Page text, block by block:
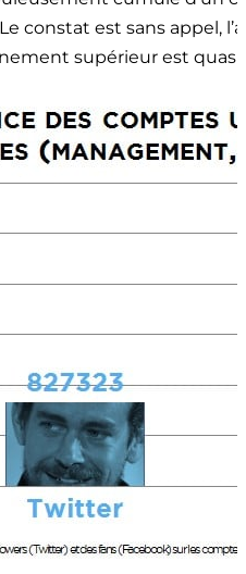
constat est sans appel,
supérieur est quasi